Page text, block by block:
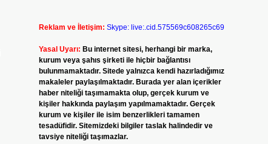
Reklam ve İletişim: Skype: live:.cid.575569c608265c69
Yasal Uyarı: Bu internet sitesi, herhangi bir marka,
kurum veya şahıs şirketi ile hiçbir bağlantısı
bulunmamaktadır. Sitede yalnızca kendi hazırladığımız
makaleler paylaşılmaktadır. Burada yer alan içerikler
haber niteliği taşımamakta olup, gerçek kurum ve
kişiler hakkında paylaşım yapılmamaktadır. Gerçek
kurum ve kişiler ile isim benzerlikleri tamamen
tesadüfidir. Sitemizdeki bilgiler taslak halindedir ve
tavsiye niteliği taşımazlar.